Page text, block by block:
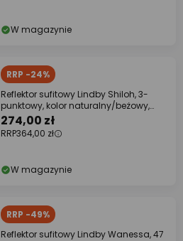
W magazynie
RRP -24%
Reflektor sufitowy Lindby Shiloh, 3-
punktowy, kolor naturalny/beżowy,
drewno
274,00 zł
RRP364,00 zł
W magazynie
RRP -49%
Reflektor sufitowy Lindby Wanessa, 47